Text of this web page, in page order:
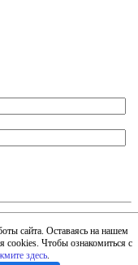
сайта. Оставаясь на нашем
cookies. Чтобы ознакомиться с
здесь.